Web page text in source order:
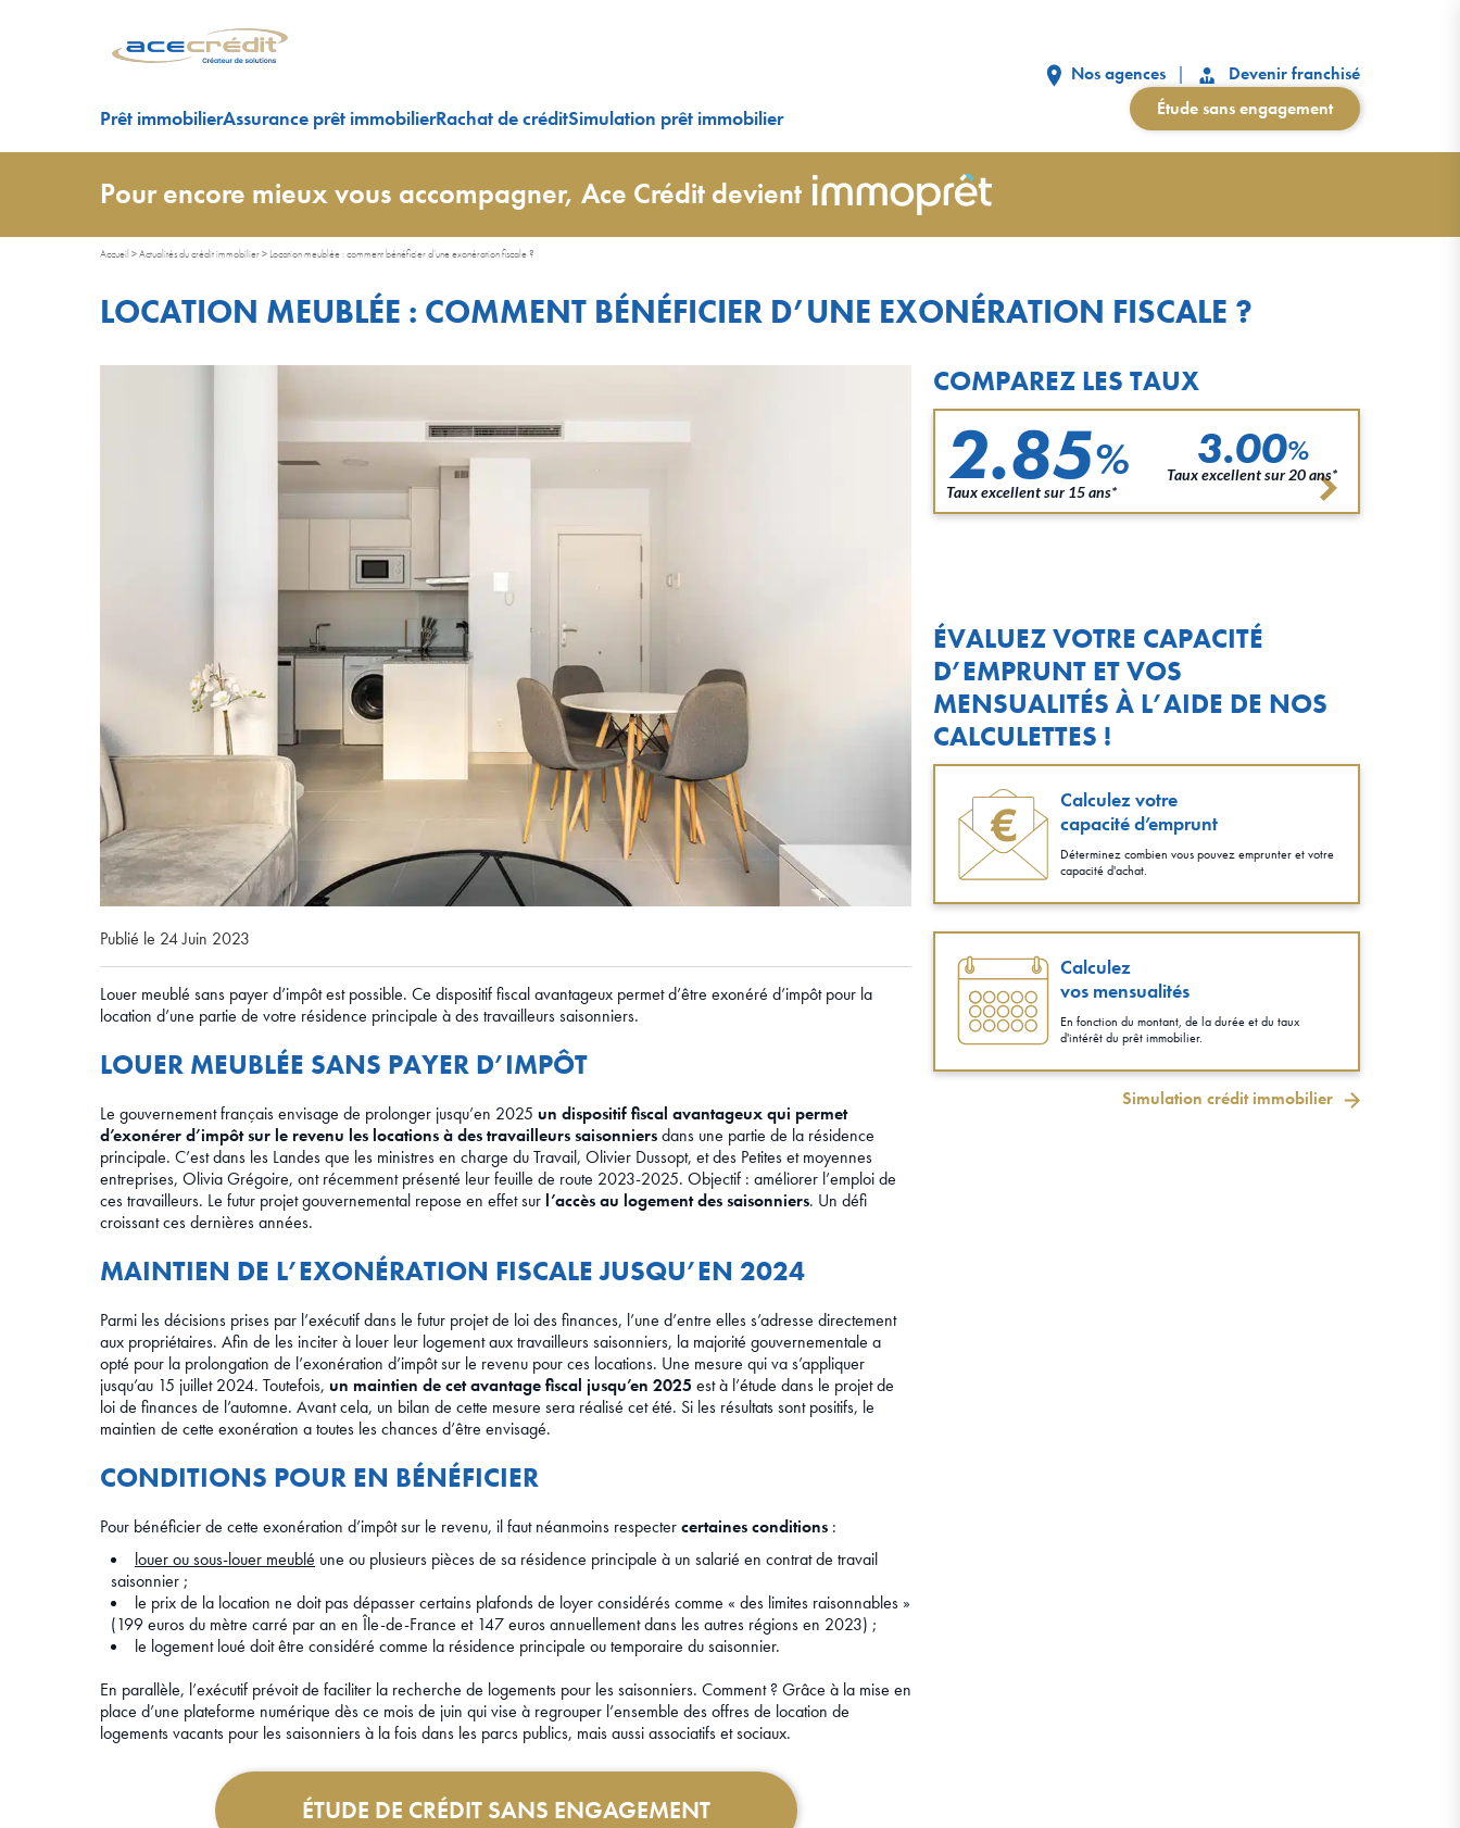
Prêt immobilierAssurance prêt immobilierRachat de créditSimulation prêt immobilier
Nos agences
Devenir franchisé
Étude sans engagement
Pour encore mieux vous accompagner, Ace Crédit devient
Accueil >Actualités du crédit immobilier> Location meublée : comment bénéficier d’une exonération fiscale ?
LOCATION MEUBLÉE : COMMENT BÉNÉFICIER D’UNE EXONÉRATION FISCALE ?
Publié le 24 Juin 2023
Louer meublé sans payer d’impôt est possible. Ce dispositif fiscal avantageux permet d’être exonéré d’impôt pour la
location d’une partie de votre résidence principale à des travailleurs saisonniers.
LOUER MEUBLÉE SANS PAYER D’IMPÔT
Le gouvernement français envisage de prolonger jusqu’en 2025 un dispositif fiscal avantageux qui permet
d’exonérer d’impôt sur le revenu les locations à des travailleurs saisonniersdans une partie de la résidence
principale. C’est dans les Landes que les ministres en charge du Travail, Olivier Dussopt, et des Petites et moyennes
entreprises, Olivia Grégoire, ont récemment présenté leur feuille de route 2023-2025. Objectif : améliorer l’emploi de
ces travailleurs. Le futur projet gouvernemental repose en effet sur l’accès au logement des saisonniers. Un défi
croissant ces dernières années.
MAINTIEN DE L’EXONÉRATION FISCALE JUSQU’EN 2024
Parmi les décisions prises par l’exécutif dans le futur projet de loi des finances, l’une d’entre elles s’adresse directement
aux propriétaires. Afin de les inciter à louer leur logement aux travailleurs saisonniers, la majorité gouvernementale a
opté pour la prolongation de l’exonération d’impôt sur le revenu pour ces locations. Une mesure qui va s’appliquer
jusqu’au 15 juillet 2024. Toutefois, un maintien de cet avantage fiscal jusqu’en 2025 est à l’étude dans le projet de
loi de finances de l’automne. Avant cela, un bilan de cette mesure sera réalisé cet été. Si les résultats sont positifs, le
maintien de cette exonération a toutes les chances d’être envisagé.
CONDITIONS POUR EN BÉNÉFICIER
Pour bénéficier de cette exonération d’impôt sur le revenu, il faut néanmoins respectercertaines conditions :
louer ou sous-louer meublé une ou plusieurs pièces de sa résidence principale à un salarié en contrat de travail
saisonnier ;
le prix de la location ne doit pas dépasser certains plafonds de loyer considérés comme « des limites raisonnables »
(199 euros du mètre carré par an en Île-de-France et 147 euros annuellement dans les autres régions en 2023) ;
le logement loué doit être considéré comme la résidence principale ou temporaire du saisonnier.
En parallèle, l’exécutif prévoit de faciliter la recherche de logements pour les saisonniers. Comment ? Grâce à la mise en
place d’une plateforme numérique dès ce mois de juin qui vise à regrouper l’ensemble des offres de location de
logements vacants pour les saisonniers à la fois dans les parcs publics, mais aussi associatifs et sociaux.
ÉTUDE DE CRÉDIT SANS ENGAGEMENT
COMPAREZ LES TAUX
2.85%
Taux excellent sur 15 ans*
3.00%
Taux excellent sur 20 ans*
ÉVALUEZ VOTRE CAPACITÉ
D’EMPRUNT ET VOS
MENSUALITÉS À L’AIDE DE NOS
CALCULETTES !
Calculez votre
capacité d’emprunt
Déterminez combien vous pouvez emprunter et votre
capacité d'achat.
Calculez
vos mensualités
En fonction du montant, de la durée et du taux
d'intérêt du prêt immobilier.
Simulation crédit immobilier